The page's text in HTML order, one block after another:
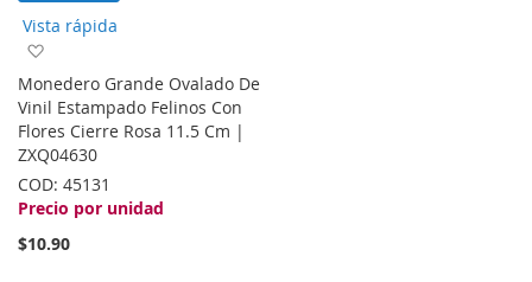
Vista rápida
la
lista
de
deseos
Monedero Grande Ovalado De
Vinil Estampado Felinos Con
Flores Cierre Rosa 11.5 Cm |
ZXQ04630
COD: 45131
Precio por unidad
$10.90